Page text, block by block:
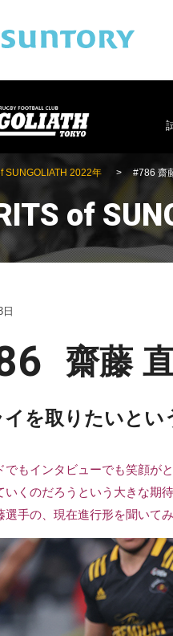
SUNGOLIATH 2022年 #786 齋
of
齋藤
イを取りたいと
でもインタビューでも笑顔が
いくのだろうという大きな期
選手の、現在進行形を聞いて